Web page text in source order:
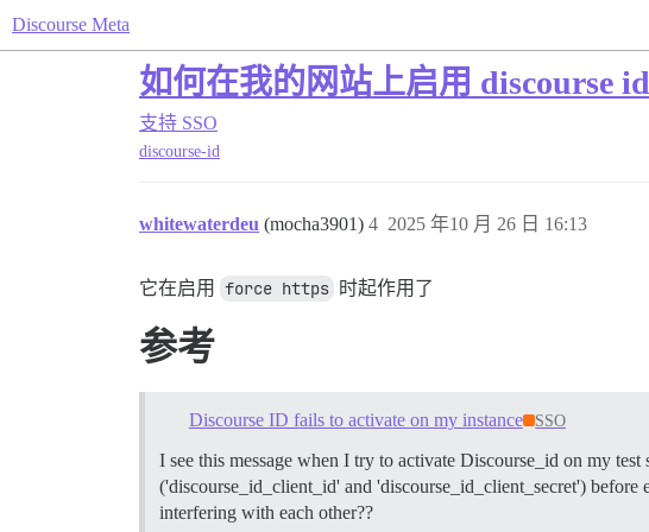
Discourse Meta
如何在我的网站上启用 discourse
支持 SSO
discourse-id
whitewaterdeu (mocha3901) 2025 年10 月 26 日 16:13
4
它在启用 force https 时起作用了
参考
Discourse ID fails to activate on my instance SSO
I see this message when I try to activate Discourse_id on my
('discourse_id_client_id' and 'discourse_id_client_secret')
interfering with each other??